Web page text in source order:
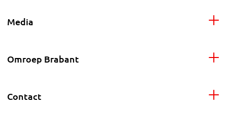
Media
Omroep Brabant
Contact